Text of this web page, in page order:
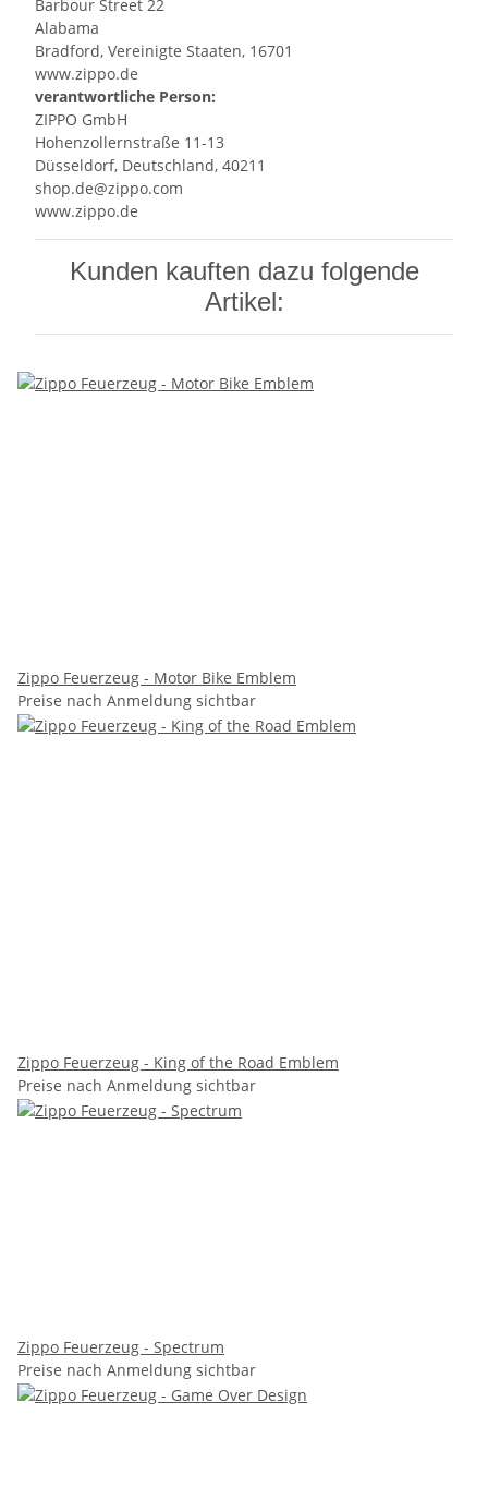
Barbour Street 22
Alabama
Bradford, Vereinigte Staaten, 16701
www.zippo.de
verantwortliche Person:
ZIPPO GmbH
Hohenzollernstraße 11-13
Düsseldorf, Deutschland, 40211
shop.de@zippo.com
www.zippo.de
Kunden kauften dazu folgende
Artikel:
Zippo Feuerzeug - Motor Bike Emblem
Preise nach Anmeldung sichtbar
Zippo Feuerzeug - King of the Road Emblem
Preise nach Anmeldung sichtbar
Zippo Feuerzeug - Spectrum
Preise nach Anmeldung sichtbar